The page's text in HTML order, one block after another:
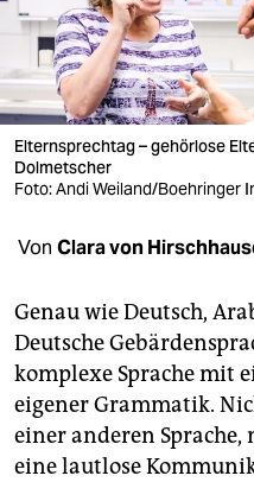
wahrheit
verlag
verlag
veranstaltungen
unterstützen
abo
genossenschaft
epaper login
Elternsprechtag – gehörlose
Dolmetscher
Foto: Andi Weiland/Boehringer
Von Clara von
Genau wie Deutsch,
Deutsche
komplexe Sprache mit
eigener Grammatik.
einer anderen
eine lautlose